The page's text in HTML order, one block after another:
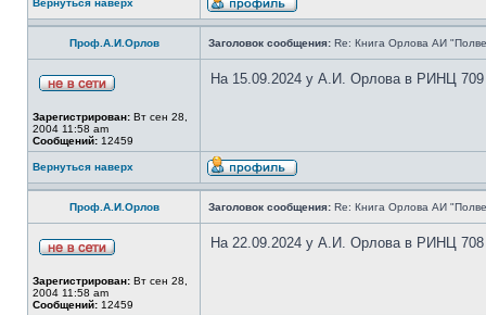
Вернуться наверх
Проф.А.И.Орлов Заголовок сообщения: Re: Книга Орлова АИ
Зарегистрирован: Вт сен 28,
2004 11:58 am
Сообщений: 12459
На 15.09.2024 у А.И. Орлова в РИНЦ 709
Вернуться наверх
Проф.А.И.Орлов Заголовок сообщения: Re: Книга Орлова АИ
Зарегистрирован: Вт сен 28,
2004 11:58 am
Сообщений: 12459
На 22.09.2024 у А.И. Орлова в РИНЦ 708